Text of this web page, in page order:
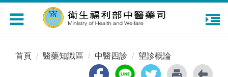
Toggle
navigation
首頁 醫藥知識區 中醫四診 望診概論